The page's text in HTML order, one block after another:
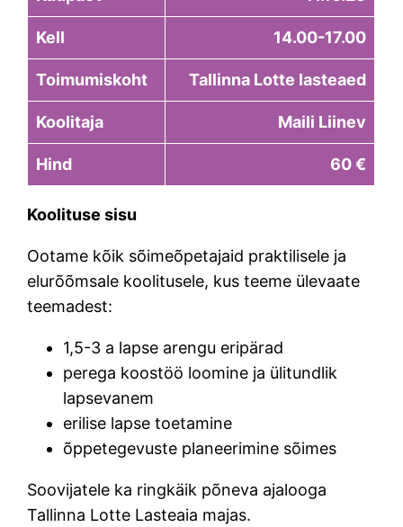
Kell 14.00-17.00
Toimumiskoht Tallinna Lotte lasteaed
Koolitaja Maili Liinev
Hind 60 €
Koolituse sisu
Ootame kõik sõimeõpetajaid praktilisele ja
elurõõmsale koolitusele, kus teeme ülevaate
teemadest:
1,5-3 a lapse arengu eripärad
perega koostöö loomine ja ülitundlik
lapsevanem
erilise lapse toetamine
õppetegevuste planeerimine sõimes
Soovijatele ka ringkäik põneva ajalooga
Tallinna Lotte Lasteaia majas.